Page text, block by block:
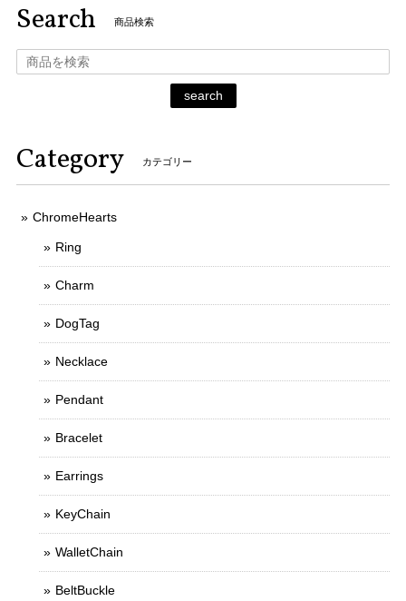
Search 商品検索
search
Category カテゴリー
ChromeHearts
Ring
Charm
DogTag
Necklace
Pendant
Bracelet
Earrings
KeyChain
WalletChain
BeltBuckle